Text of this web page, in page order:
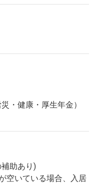
・健康・厚生年金）
助あり)
空いている場合、入居